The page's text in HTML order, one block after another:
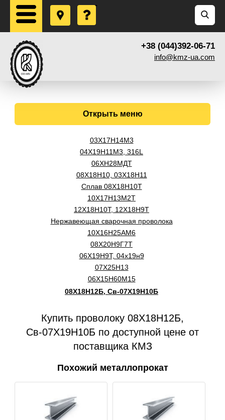
+38 (044)392-06-71
info@kmz-ua.com
Открыть меню
03Х17Н14М3
04Х19Н11М3, 316L
06ХН28МДТ
08Х18Н10, 03Х18Н11
Сплав 08Х18Н10Т
10Х17Н13М2Т
12Х18Н10Т, 12Х18Н9Т
Нержавеющая сварочная проволока
10Х16Н25АМ6
08Х20Н9Г7Т
06Х19Н9Т, 04х19н9
07Х25Н13
06Х15Н60М15
08Х18Н12Б, Св-07Х19Н10Б
Купить проволоку 08Х18Н12Б,
Св-07Х19Н10Б по доступной цене от
поставщика КМЗ
Похожий металлопрокат